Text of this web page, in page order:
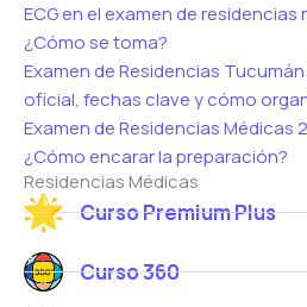
ECG en el examen de
¿Cómo se toma?
Examen de Residencias
oficial, fechas clave y cómo
Examen de Residencias Médicas
¿Cómo encarar la preparación?
Residencias Médicas
Curso Premium Plus
Curso 360